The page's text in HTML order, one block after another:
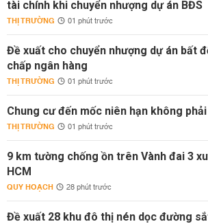
tài chính khi chuyển nhượng dự án BĐS
THỊ TRƯỜNG 01 phút trước
Đề xuất cho chuyển nhượng dự án bất
chấp ngân hàng
THỊ TRƯỜNG 01 phút trước
Chung cư đến mốc niên hạn không
THỊ TRƯỜNG 01 phút trước
9 km tường chống ồn trên Vành đai 3
HCM
QUY HOẠCH 28 phút trước
Đề xuất 28 khu đô thị nén dọc đường